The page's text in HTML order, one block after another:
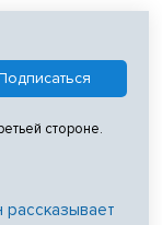
стороне.
рассказывает